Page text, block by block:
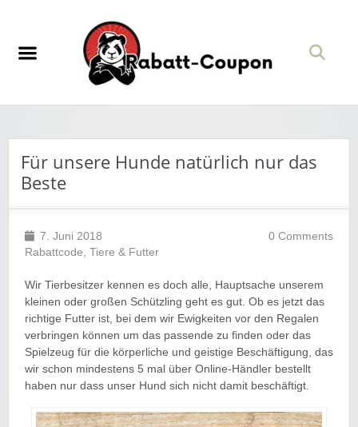
Für unsere Hunde natürlich nur das
Beste
7. Juni 2018
Rabattcode Tiere & Futter
0 Comments
Wir Tierbesitzer kennen es doch alle, Hauptsache unserem
kleinen oder großen Schützling geht es gut. Ob es jetzt das
richtige Futter ist, bei dem wir Ewigkeiten vor den Regalen
verbringen können um das passende zu finden oder das
Spielzeug für die körperliche und geistige Beschäftigung, das
wir schon mindestens 5 mal über Online-Händler bestellt
haben nur dass unser Hund sich nicht damit beschäftigt.